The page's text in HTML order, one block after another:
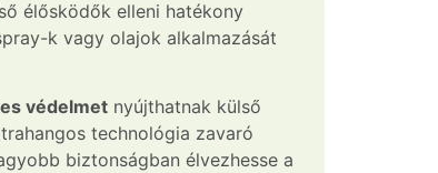
élősködők elleni hatékony
k vagy olajok alkalmazását
védelmet nyújthatnak külső
technológia zavaró
biztonságban élvezhesse a